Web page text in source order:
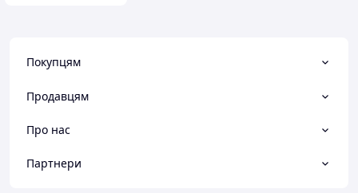
Покупцям
Продавцям
Про нас
Партнери